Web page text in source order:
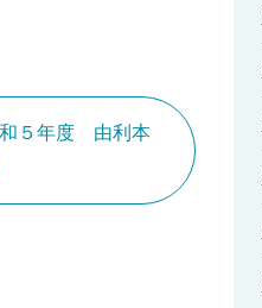
和５年度 由利本